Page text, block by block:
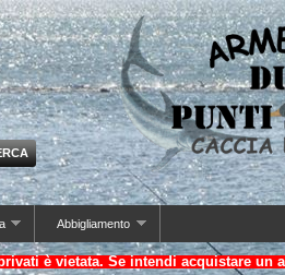
Abbigliamento
è vietata. Se intendi acquistare